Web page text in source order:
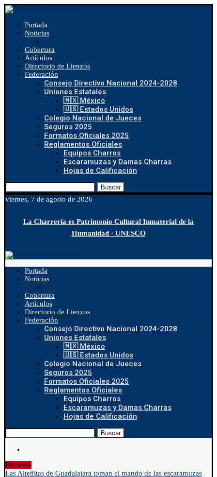
Portada
Noticias
Cobertura
Artículos
Directorio de Lienzos
Federación
Consejo Directivo Nacional 2024-2028
Uniones Estatales
🇲🇽 México
🇺🇸 Estados Unidos
Colegio Nacional de Jueces
Seguros 2025
Formatos Oficiales 2025
Reglamentos Oficiales
Equipos Charros
Escaramuzas y Damas Charras
Hojas de Calificación
Buscar
viernes, 7 de agosto de 2026
La Charrería es Patrimonio Cultural Inmaterial de la
Humanidad · UNESCO
Portada
Noticias
Cobertura
Artículos
Directorio de Lienzos
Federación
Consejo Directivo Nacional 2024-2028
Uniones Estatales
🇲🇽 México
🇺🇸 Estados Unidos
Colegio Nacional de Jueces
Seguros 2025
Formatos Oficiales 2025
Reglamentos Oficiales
Equipos Charros
Escaramuzas y Damas Charras
Hojas de Calificación
Buscar
Reciente
Las Alteñitas de Guadalajara toman el mando de las escaramuzas